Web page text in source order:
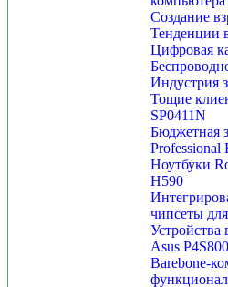
Создание
Тенденции
Цифровая
Индустрия
Тощие
SP0411N
Бюджетная
Professional
Ноутбуки
H590
чипсеты
Устройства
Asus
Barebone-